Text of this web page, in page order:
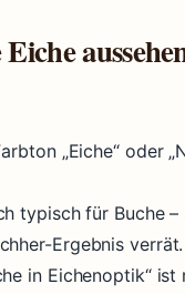
„Eiche“ oder
typisch für Buche
Ergebnis verrät.
in Eichenoptik“